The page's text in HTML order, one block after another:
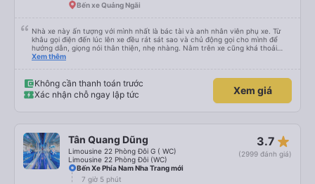
Bến xe Quảng Ngãi
Nhà xe này ấn tượng với mình nhất là bác tài và anh nhân viên phụ xe. Từ
khâu gọi điện đến lúc lên xe đều rát sát sao và chủ động gọi cho mình để
hướng dẫn, giọng nói thân thiện, nhẹ nhàng. Nằm trên xe cũng khá thoải
mái, chăn nệm nước suối đầy đủ. Chuyến xe của mình hầu hết là các cô bác
nhưng các anh hướng dẫn mình xuống ở đây không có ma nào dám chở đâu
( vì đây là địa bàn của thế lực xe ôm ngầm, dân chơi cỏ kẹo ke...) Và thế là
mình được chở xuống Ngã 3 thành , nơi sáng sủa an toàn hơn. Một Chuyến
Xem thêm
Không cần thanh toán trước
Xác nhận chỗ ngay lập tức
Xem giá
Tân Quang Dũng
Limousine 22 Phòng Đôi G ( WC)
Limousine 22 Phòng Đôi (WC)
3.7 star_rate
(2999 đánh giá)
Bến Xe Phía Nam Nha Trang mới
7 giờ 5 phút